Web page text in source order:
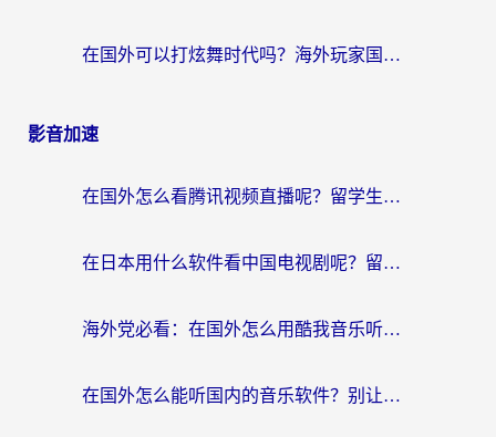
在国外可以打炫舞时代吗？海外玩家国服游戏加速全攻略（附实测推荐）
影音加速
在国外怎么看腾讯视频直播呢？留学生亲测有效的回国加速指南
在日本用什么软件看中国电视剧呢？留学生亲测有效的回国加速方案
海外党必看：在国外怎么用酷我音乐听音乐？告别“地区不支持”的实用指南
在国外怎么能听国内的音乐软件？别让版权限制断了你的“中文歌单”